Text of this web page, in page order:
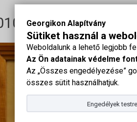
Georgikon Alapítvány
Sütiket használ a
Weboldalunk a lehető legjobb
Az Ön adatainak védelme
Az „Összes engedélyezése”
összes sütit használhatjuk.
Engedélyek
–